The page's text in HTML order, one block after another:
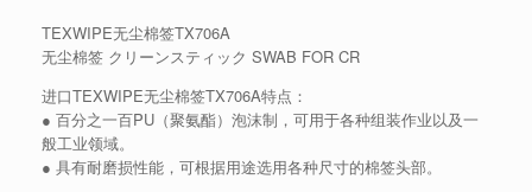
TEXWIPE无尘棉签TX706A
无尘棉签 クリーンスティック SWAB FOR CR
进口TEXWIPE无尘棉签TX706A特点：
● 百分之一百PU（聚氨酯）泡沫制，可用于各种组装作业以及一
般工业领域。
● 具有耐磨损性能，可根据用途选用各种尺寸的棉签头部。